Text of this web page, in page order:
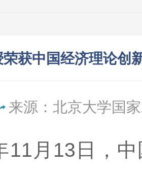
获中国经济理论创
来源：北京大学国
11月13日，